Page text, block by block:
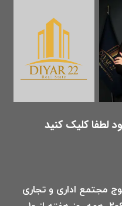
مجتمع اداری و تجاری
لطفا کلیک کنید